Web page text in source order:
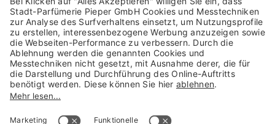
Trusted Shops Mitglied seit 2010